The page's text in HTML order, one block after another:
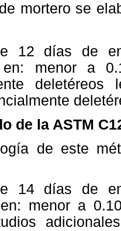
mortero se
12 días de
en: menor a
de la ASTM
de este
14 días de
menor a